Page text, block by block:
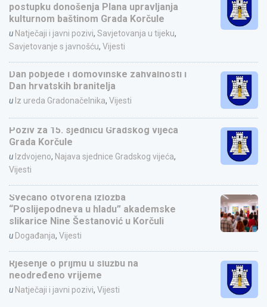
postupku donošenja Plana upravljanja
kulturnom baštinom Grada Korčule
u Natječaji i javni pozivi, Savjetovanja u tijeku,
Savjetovanje s javnošću, Vijesti
Dan pobjede i domovinske zahvalnosti i
Dan hrvatskih branitelja
u Iz ureda Gradonačelnika, Vijesti
Poziv za 15. sjednicu Gradskog vijeća
Grada Korčule
u Izdvojeno, Najava sjednice Gradskog vijeća,
Vijesti
Svečano otvorena izložba
“Poslijepodneva u hladu” akademske
slikarice Nine Šestanović u Korčuli
u Događanja, Vijesti
Rješenje o prijmu u službu na
neodređeno vrijeme
u Natječaji i javni pozivi, Vijesti